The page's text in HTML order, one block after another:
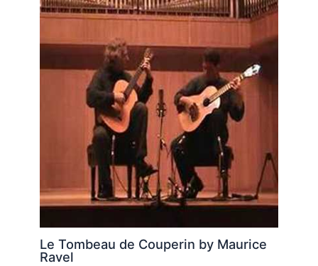
Le Tombeau de Couperin by Maurice
Ravel